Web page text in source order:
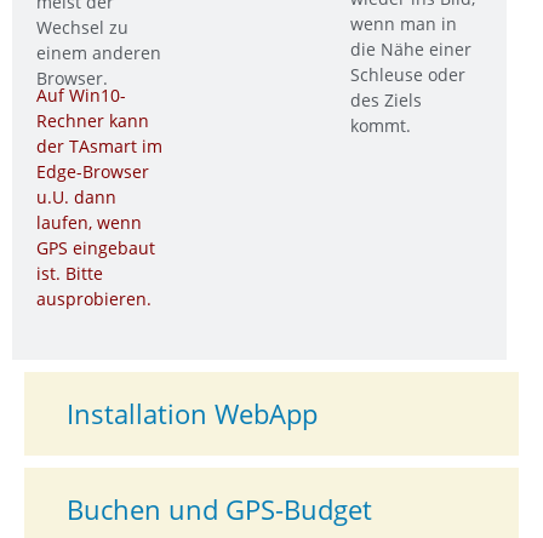
Installation WebApp
Buchen und GPS-Budget
Wechsel zu
einem anderen
Browser.
Auf Win10-
Rechner kann
der TAsmart im
Edge-Browser
u.U. dann
laufen, wenn
GPS eingebaut
ist. Bitte
ausprobieren.
wenn man in
die Nähe einer
Schleuse oder
des Ziels
kommt.